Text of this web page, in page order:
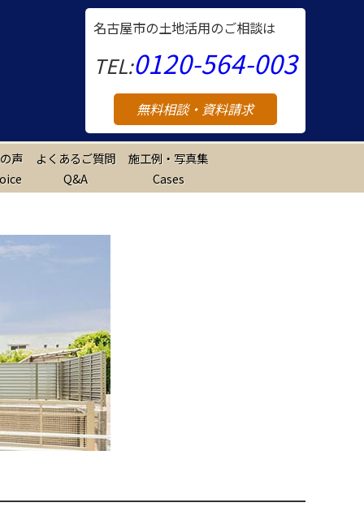
名古屋市の土地活用のご相談は
TEL:0120-564-003
無料相談・資料請求
声
よくあるご質問
Q&A
施工例・写真集
Cases